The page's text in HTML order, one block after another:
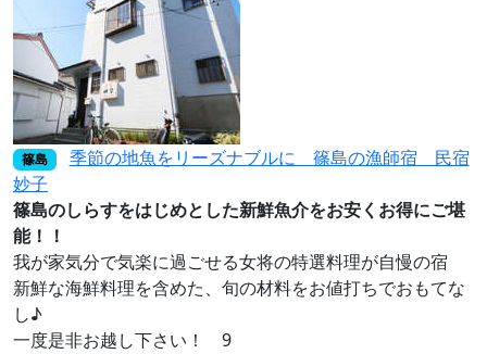
篠島
季節の地魚をリーズナブルに 篠島の漁師宿 民宿
妙子
篠島のしらすをはじめとした新鮮魚介をお安くお得にご堪
能！！
我が家気分で気楽に過ごせる女将の特選料理が自慢の宿
新鮮な海鮮料理を含めた、旬の材料をお値打ちでおもてな
し♪
一度是非お越し下さい！ 9